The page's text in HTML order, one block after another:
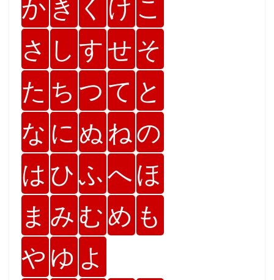
か き く け こ
さ し すせ そ
た ち つ て と
な に ぬ ねの
は ひふへほ
ま み むめ も
や ゆ よ